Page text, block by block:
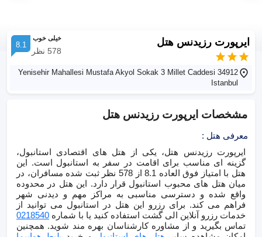
ایرپورت رزیدنس هتل خیلی خوب
578 نظر
8.1
Yenisehir Mahallesi Mustafa Akyol Sokak 3 Millet Caddesi 34912
Istanbul
مشخصات ایرپورت رزیدنس هتل
معرفی هتل :
ایرپورت رزیدنس هتل، یکی از هتل های اقتصادی استانبول،
گزینه ای مناسب برای اقامت در سفر به استانبول است. این
هتل با امتیاز فوق العاده 8.1 از 578 نظر ثبت شده مسافران، در
میان هتل های محبوب استانبول قرار دارد. این هتل در محدوده
واقع شده و دسترسی مناسبی به مراکز مهم و دیدنی شهر
فراهم می کند. برای رزرو این هتل در استانبول می توانید از
خدمات رزرو آنلاین الی گشت استفاده کنید یا با شماره 0218540
تماس بگیرید و از مشاوره کارشناسان بهره مند شوید. همچنین